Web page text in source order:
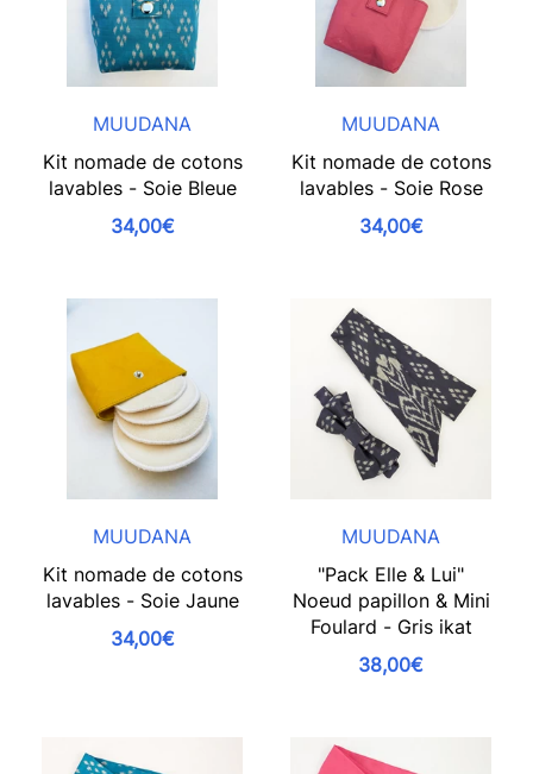
MUUDANA
Kit nomade de cotons
lavables - Soie Bleue
34,00€
MUUDANA
Kit nomade de cotons
lavables - Soie Rose
34,00€
MUUDANA
Kit nomade de cotons
lavables - Soie Jaune
34,00€
MUUDANA
"Pack Elle & Lui"
Noeud papillon & Mini
Foulard - Gris ikat
38,00€